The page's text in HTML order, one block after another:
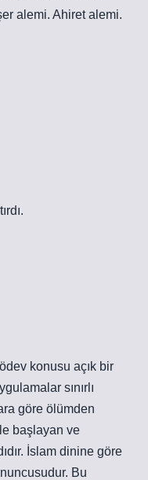
alemi. Ahiret alemi.
konusu açık bir
sınırlı
göre ölümden
başlayan ve
İslam dinine göre
Bu